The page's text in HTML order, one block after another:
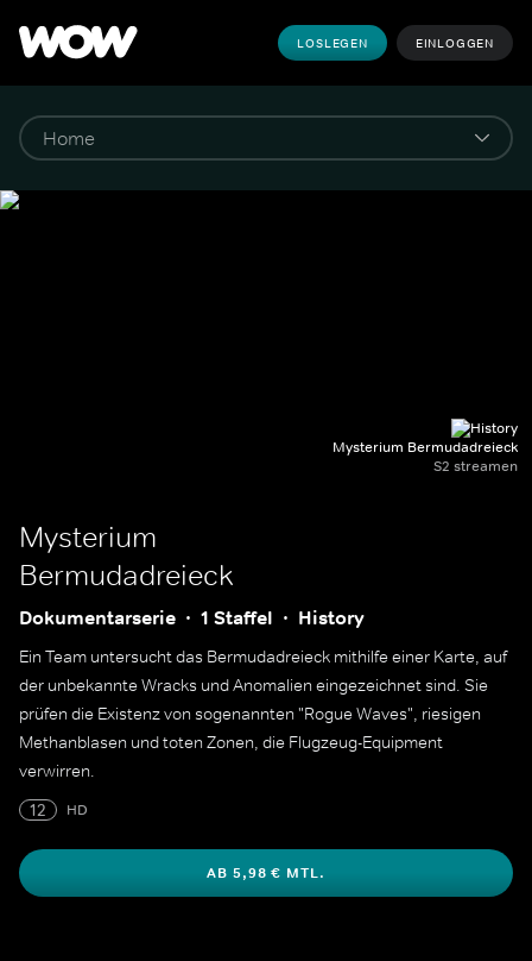
LOSLEGEN EINLOGGEN
Mysterium Bermudadreieck
S2 streamen
Mysterium
Bermudadreieck
Dokumentarserie 1 Staffel History
Ein Team untersucht das Bermudadreieck mithilfe einer Karte, auf
der unbekannte Wracks und Anomalien eingezeichnet sind. Sie
prüfen die Existenz von sogenannten "Rogue Waves", riesigen
Methanblasen und toten Zonen, die Flugzeug-Equipment
verwirren.
12
HD
AB 5,98 € MTL.